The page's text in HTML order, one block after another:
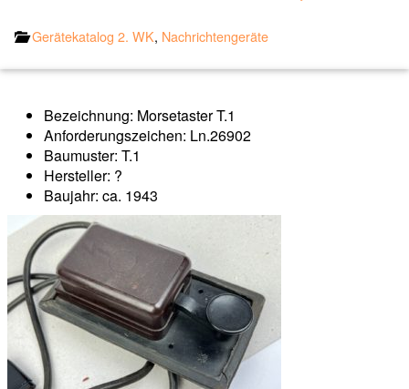
Gerätekatalog 2. WK, Nachrichtengeräte
Bezeichnung: Morsetaster T.1
Anforderungszeichen: Ln.26902
Baumuster: T.1
Hersteller: ?
Baujahr: ca. 1943